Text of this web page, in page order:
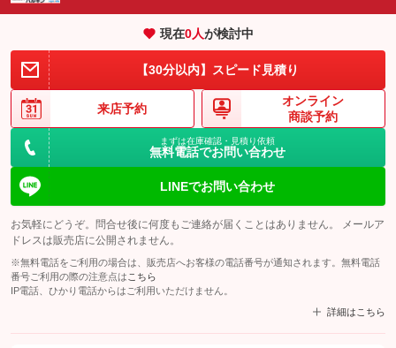
現在0人が検討中
【30分以内】スピード見積り
来店予約
オンライン
商談予約
まずは在庫確認・見積り依頼
無料電話でお問い合わせ
LINEでお問い合わせ
お気軽にどうぞ。問合せ後に何度もご連絡が届くことはありません。 メールア
ドレスは販売店に公開されません。
※無料電話をご利用の場合は、販売店へお客様の電話番号が通知されます。無料電話
番号ご利用の際の注意点は こちら
IP電話、ひかり電話からはご利用いただけません。
詳細はこちら